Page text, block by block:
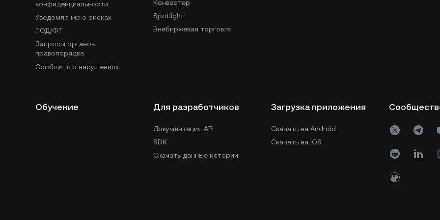
конфиденциальности
Уведомление о рисках
ПОД/ФТ
Запросы органов
правопорядка
Сообщить о нарушениях
Конвертер
Spotlight
Внебиржевая торговля
Обучение Для разработчиков
Документация API
SDK
Скачать данные истории
Загрузка приложения
Скачать на Android
Скачать на iOS